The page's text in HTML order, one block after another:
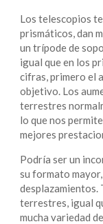
Los telescopios
prismáticos, dan
un trípode de
igual que en los
cifras, primero el
objetivo. Los
terrestres
lo que nos
mejores
Podría ser un
su formato
desplazamientos.
terrestres, igual
mucha variedad